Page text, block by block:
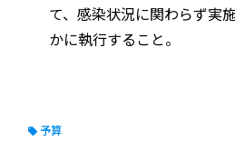
て、感染状況に関わらず実
かに執行すること。
予算